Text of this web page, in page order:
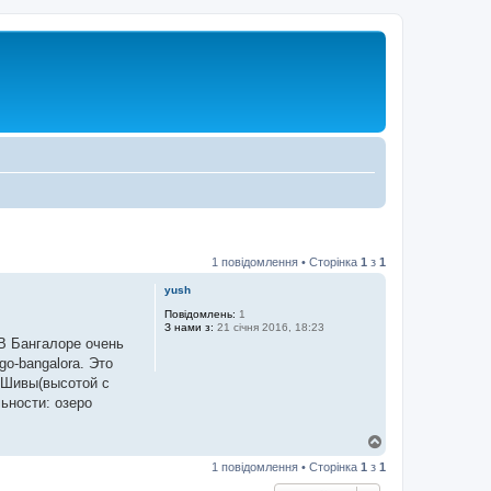
1 повідомлення • Сторінка 1 з 1
yush
Повідомлень: 1
З нами з: 21 січня 2016, 18:23
Бангалоре очень
bangalora. Это
с
озеро
г
1 повідомлення • Сторінка 1 з 1